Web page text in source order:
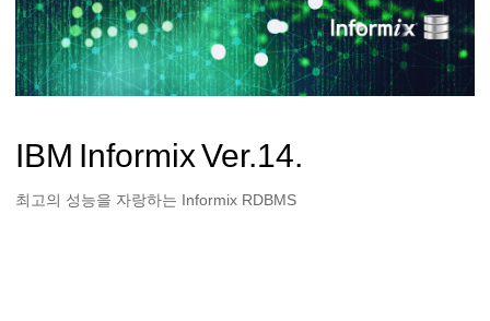
IBM Informix Ver.14.
최고의 성능을 자랑하는 Informix RDBMS